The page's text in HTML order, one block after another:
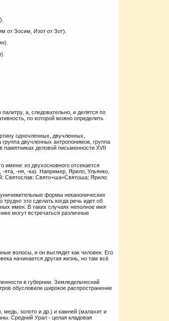
от Зосим, Изот от Зот).
а, следовательно, и делятся по
по которой можно определить
одночленных, двучленных,
двучленных антропонимов, группа
деловой письменности XVII
имени: из двухосновного отсекается
ята, -ня, -ка). Например, Ярило, Ульянко,
Святослав: Свято+ша=Святоша; Ярило:
формы неканонических
это сделать когда речь идет об
имен. В таких случаях неполное имя
могут встречаться различные
волосы, и он выглядит как человек. Его
начинается другая жизнь, но там всё
в губернии. Земледельческий
обусловили широкое распространение
золото и др.) и камней (малахит и
Средний Урал - целая кладовая